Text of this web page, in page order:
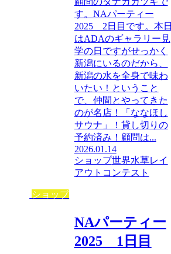
す。NAパーティー
2025 2日目です。本日
はADAのギャラリー見
学の日ですがせっかく
新潟にいるのだから、
新潟の水を全身で味わ
いたい！ということ
で、仲間とやってきた
のが名店！「ななほし
サウナ」！貸し切りの
予約済み！顧問は...
2026.01.14
ショップ世界水草レイ
アウトコンテスト
ショップ
NAパーティー
2025 1日目